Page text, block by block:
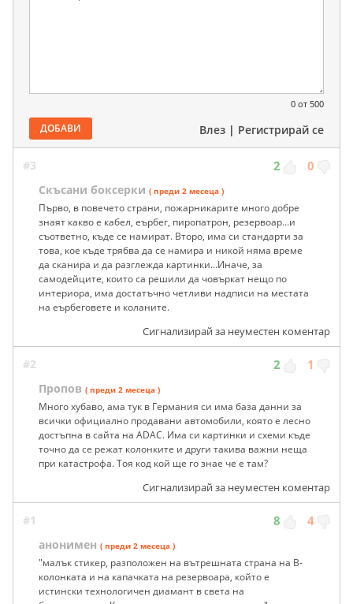
0 от 500
ДОБАВИ Влез | Регистрирай се
#3 2 0
Скъсани боксерки ( преди 2 месеца )
Първо, в повечето страни, пожарникарите много добре
знаят какво е кабел, еърбег, пиропатрон, резервоар...и
съответно, къде се намират. Второ, има си стандарти за
това, кое къде трябва да се намира и никой няма време
да сканира и да разглежда картинки...Иначе, за
самодейците, които са решили да човъркат нещо по
интериора, има достатъчно четливи надписи на местата
на еърбеговете и коланите.
Сигнализирай за неуместен коментар
#2 2 1
Пропов ( преди 2 месеца )
Много хубаво, ама тук в Германия си има база данни за
всички официално продавани автомобили, която е лесно
достъпна в сайта на ADAC. Има си картинки и схеми къде
точно да се режат колонките и други такива важни неща
при катастрофа. Тоя код кой ще го знае че е там?
Сигнализирай за неуместен коментар
#1 8 4
анонимен ( преди 2 месеца )
"малък стикер, разположен на вътрешната страна на В-
колонката и на капачката на резервоара, който е
истински технологичен диамант в света на